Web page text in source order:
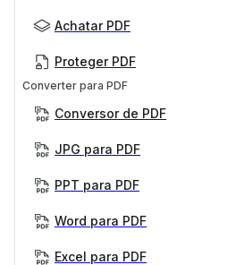
Achatar PDF
Proteger PDF
Converter para PDF
Conversor de PDF
JPG para PDF
PPT para PDF
Word para PDF
Excel para PDF